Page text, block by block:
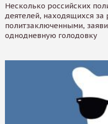
Несколько российских
деятелей, находящихся
политзаключенными,
однодневную голодовку